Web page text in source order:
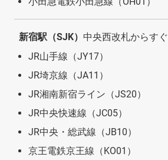
新宿駅（SJK） 中央西改札からすぐ
JR山手線（JY17）
JR埼京線（JA11）
JR湘南新宿ライン（JS20）
JR中央快速線（JC05）
JR中央・総武線（JB10）
京王電鉄京王線（KO01）